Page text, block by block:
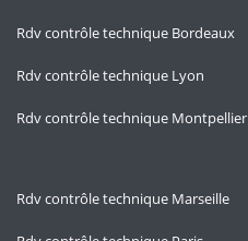
Rdv contrôle technique Bordeaux
Rdv contrôle technique Lyon
Rdv contrôle technique Montpellier
Rdv contrôle technique Marseille